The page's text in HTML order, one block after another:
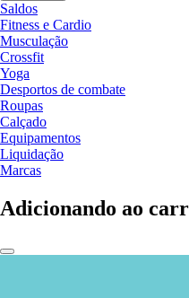
Saldos
Fitness e Cardio
Musculação
Crossfit
Yoga
Desportos de combate
Roupas
Calçado
Equipamentos
Liquidação
Marcas
Adicionando ao